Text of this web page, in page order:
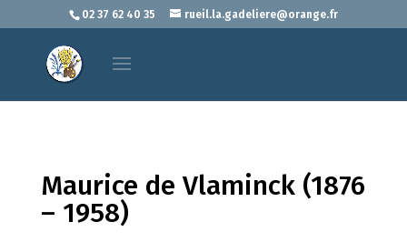
02 37 62 40 35 rueil.la.gadeliere@orange.fr
Maurice de Vlaminck (1876
– 1958)